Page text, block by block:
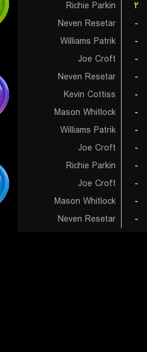
Richie Parkin
۲
Neven Resetar
-
Williams Patrik
-
Joe Croft
-
Neven Resetar
-
Kevin Cottiss
-
Mason Whitlock
-
Williams Patrik
-
Joe Croft
-
Richie Parkin
-
Joe Croft
-
Mason Whitlock
-
Neven Resetar
-